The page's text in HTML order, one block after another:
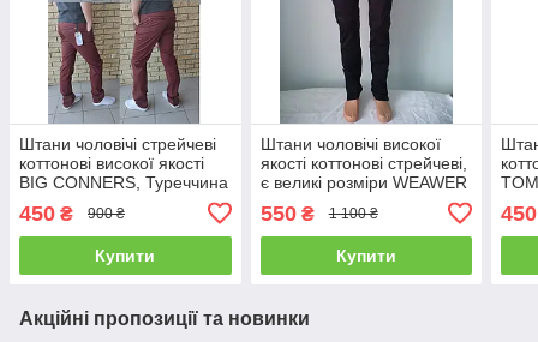
Штани чоловічі стрейчеві
коттонові високої якості
BIG CONNERS, Туреччина
450 ₴ 900 ₴
Купити
Штани чоловічі високої
якості коттонові стрейчеві,
є великі розміри WEAWER
550₴ 1 100 ₴
Купити
450
Акційні пропозиції та новинки